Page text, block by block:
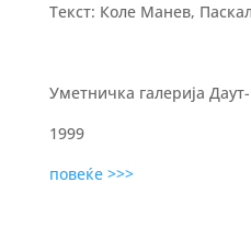
Текст: Коле Манев,
Уметничка галерија
1999
повеќе >>>